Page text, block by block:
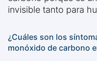
invisible tanto para
¿Cuáles son los
monóxido de carbono